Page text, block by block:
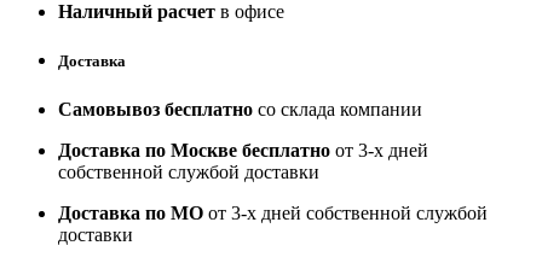
Наличный расчет в офисе
Доставка
Самовывоз бесплатно со склада компании
Доставка по Москве бесплатно от 3-х дней
собственной службой доставки
Доставка по МО от 3-х дней собственной службой
доставки